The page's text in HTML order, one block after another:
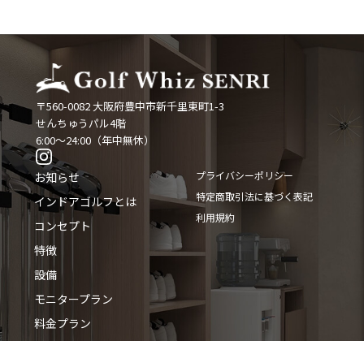
〒560-0082 大阪府豊中市新千里東町1-3
せんちゅうパル4階
6:00〜24:00（年中無休）
お知らせ
インドアゴルフとは
コンセプト
特徴
設備
モニタープラン
料金プラン
プライバシーポリシー
特定商取引法に基づく表記
利用規約